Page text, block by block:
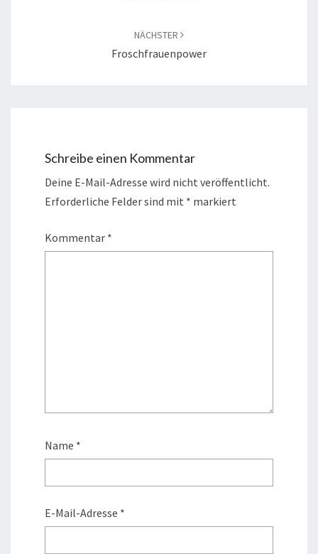
NÄCHSTER
Froschfrauenpower
Schreibe einen Kommentar
Deine E-Mail-Adresse wird nicht veröffentlicht.
Erforderliche Felder sind mit * markiert
Kommentar *
Name *
E-Mail-Adresse *